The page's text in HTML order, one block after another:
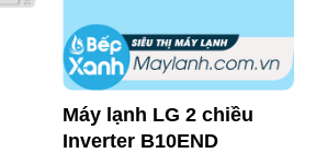
Máy lạnh LG 2 chiều
Inverter B10END